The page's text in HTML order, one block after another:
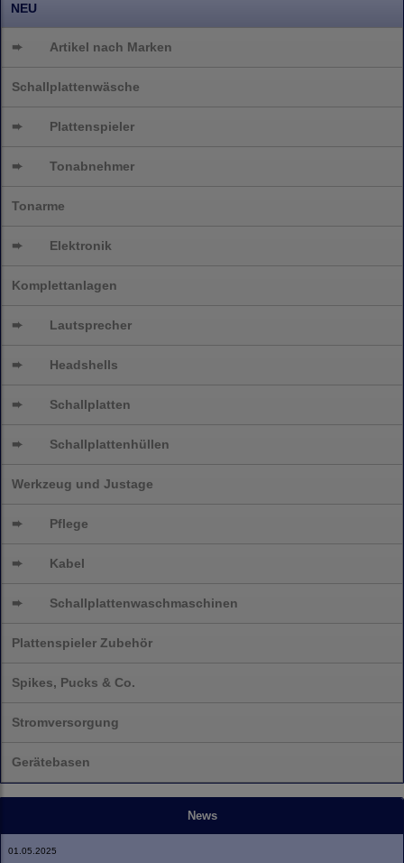
NEU
➨ Artikel nach Marken
Schallplattenwäsche
➨ Plattenspieler
➨ Tonabnehmer
Tonarme
➨ Elektronik
Komplettanlagen
➨ Lautsprecher
➨ Headshells
➨ Schallplatten
➨ Schallplattenhüllen
Werkzeug und Justage
➨ Pflege
➨ Kabel
➨ Schallplattenwaschmaschinen
Plattenspieler Zubehör
Spikes, Pucks & Co.
Stromversorgung
Gerätebasen
News
01.05.2025